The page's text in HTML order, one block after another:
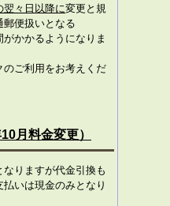
翌々日以降に変更と規
郵便扱いとなる
かかるようになりま
のご利用をお考えくだ
月料金変更）
りますが代金引換も
いは現金のみとなり